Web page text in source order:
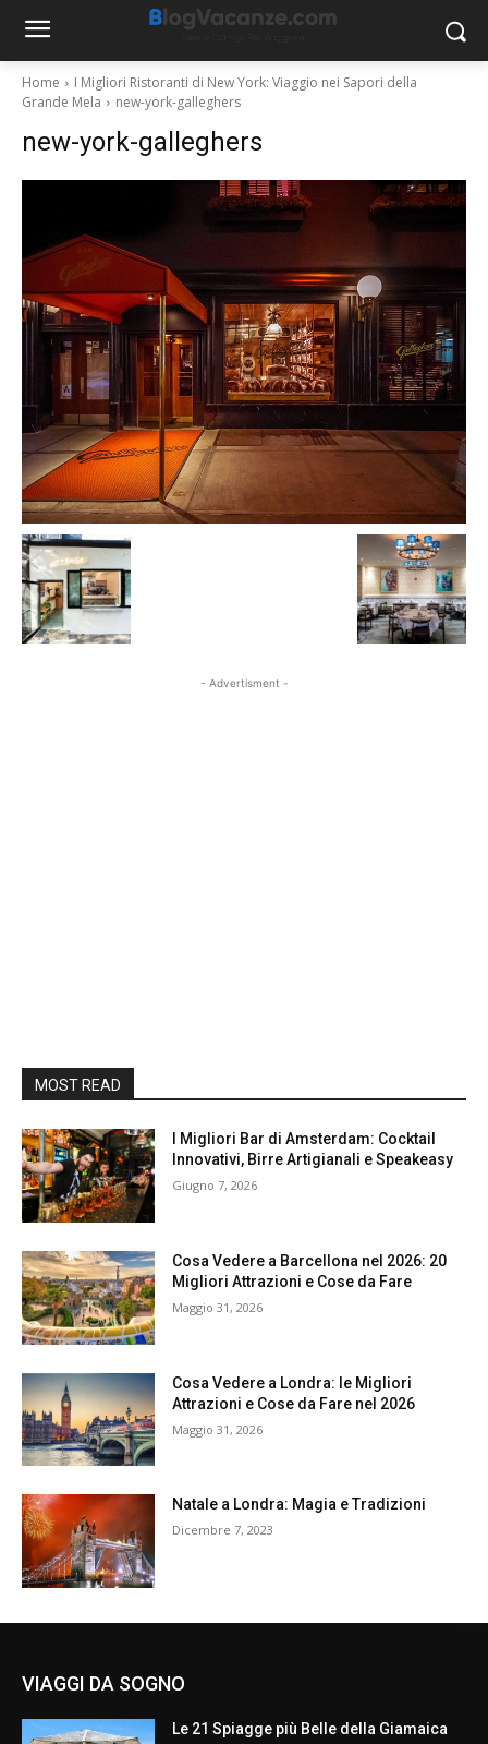
Home
I Migliori Ristoranti di New York: Viaggio nei Sapori della
Grande Mela
new-york-galleghers
new-york-galleghers
- Advertisment -
MOST READ
I Migliori Bar di Amsterdam: Cocktail
Innovativi, Birre Artigianali e Speakeasy
Giugno 7, 2026
Cosa Vedere a Barcellona nel 2026: 20
Migliori Attrazioni e Cose da Fare
Maggio 31, 2026
Cosa Vedere a Londra: le Migliori
Attrazioni e Cose da Fare nel 2026
Maggio 31, 2026
Natale a Londra: Magia e Tradizioni
Dicembre 7, 2023
VIAGGI DA SOGNO
Le 21 Spiagge più Belle della Giamaica